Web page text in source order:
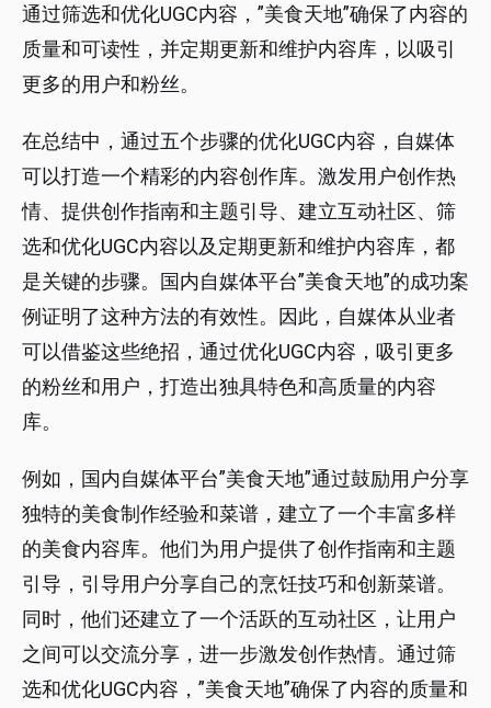
通过筛选和优化UGC内容，”美食天地”确保了内容的
质量和可读性，并定期更新和维护内容库，以吸引
更多的用户和粉丝。
在总结中，通过五个步骤的优化UGC内容，自媒体
可以打造一个精彩的内容创作库。激发用户创作热
情、提供创作指南和主题引导、建立互动社区、筛
选和优化UGC内容以及定期更新和维护内容库，都
是关键的步骤。国内自媒体平台”美食天地”的成功案
例证明了这种方法的有效性。因此，自媒体从业者
可以借鉴这些绝招，通过优化UGC内容，吸引更多
的粉丝和用户，打造出独具特色和高质量的内容
库。
例如，国内自媒体平台”美食天地”通过鼓励用户分享
独特的美食制作经验和菜谱，建立了一个丰富多样
的美食内容库。他们为用户提供了创作指南和主题
引导，引导用户分享自己的烹饪技巧和创新菜谱。
同时，他们还建立了一个活跃的互动社区，让用户
之间可以交流分享，进一步激发创作热情。通过筛
选和优化UGC内容，”美食天地”确保了内容的质量和